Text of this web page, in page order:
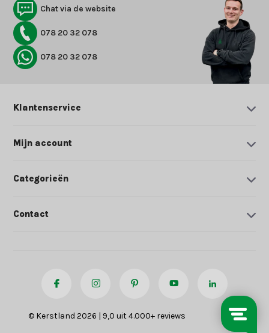
Chat via de website
078 20 32 078
078 20 32 078
Klantenservice
Mijn account
Categorieën
Contact
© Kerstland 2026 | 9,0 uit 4.000+ reviews